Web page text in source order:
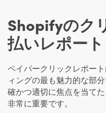
Shopifyのク
払いレポート
ペイパークリックレポー
ィングの最も魅力的な部
確かつ適切に焦点を当て
非常に重要です。